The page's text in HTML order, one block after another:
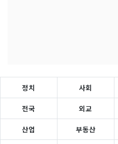
정치 사회
전국 외교
산업 부동산